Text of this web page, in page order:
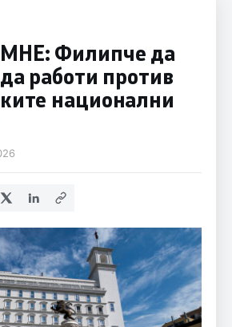
Филипче да
работи против
национални